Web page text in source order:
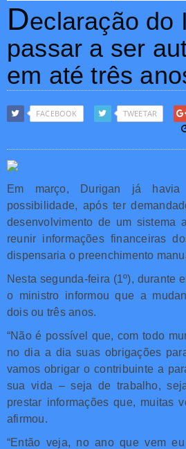
Declaração do
passar a ser
em até três
FACEBOOK
TWEETAR
Em março, Durigan já havia
possibilidade, após ter
desenvolvimento de um sistema
reunir informações financeiras
dispensaria o preenchimento
Nesta segunda-feira (1º), durante
o ministro informou que a
dois ou três anos.
“Não é possível que, com todo
no dia a dia suas obrigações
vamos obrigar o contribuinte a
sua vida – seja de trabalho,
prestar informações que, muitas
afirmou.
“Então veja, no ano que vem